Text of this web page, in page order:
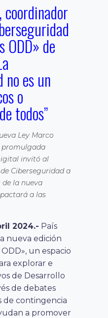
coordinador
ODD» de
es un
o
todos”
Ley Marco
promulgada
invitó al
Ciberseguridad a
la nueva
a las
2024.- País
nueva edición
un espacio
explorar e
de Desarrollo
de debates
de contingencia
a promover